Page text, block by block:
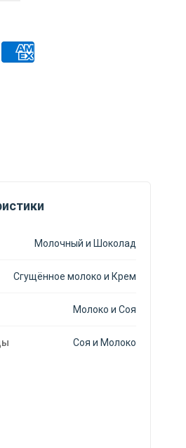
Молочный и Шоколад
Сгущённое молоко и Крем
Молоко и Соя
Соя и Молоко